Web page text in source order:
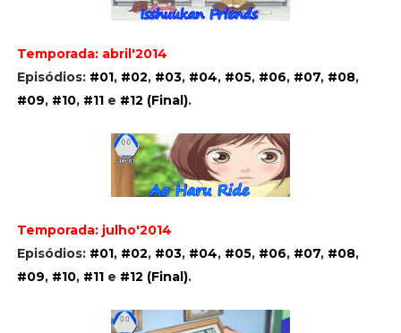
Temporada: abril'2014
Episódios: #01, #02, #03, #04, #05, #06, #07, #08,
#09, #10, #11e #12 (Final).
Temporada: julho'2014
Episódios: #01, #02, #03, #04, #05, #06, #07, #08,
#09, #10, #11e #12 (Final).